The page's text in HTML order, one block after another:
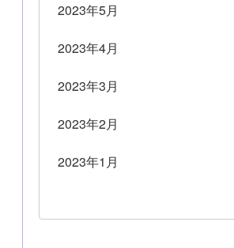
2023年5月
2023年4月
2023年3月
2023年2月
2023年1月